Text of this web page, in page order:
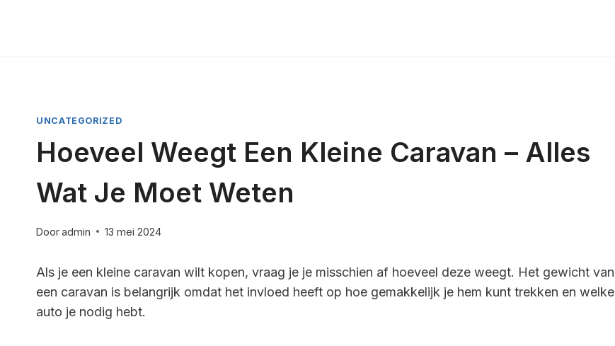
UNCATEGORIZED
Hoeveel Weegt Een Kleine Caravan – Alles
Wat Je Moet Weten
Dooradmin 13 mei 2024
Als je een kleine caravan wilt kopen, vraag je je misschien af hoeveel deze weegt. Het gewicht van
een caravan is belangrijk omdat het invloed heeft op hoe gemakkelijk je hem kunt trekken en welke
auto je nodig hebt.